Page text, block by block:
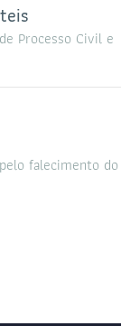
Processo Civil e
falecimento do